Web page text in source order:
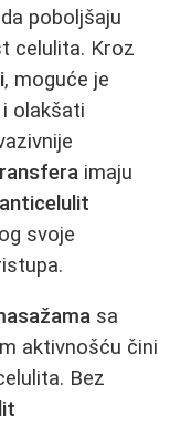
poboljšaju
celulita. Kroz
, moguće je
i olakšati
imaju
anticelulit
svoje
sa
aktivnošću čini
Bez